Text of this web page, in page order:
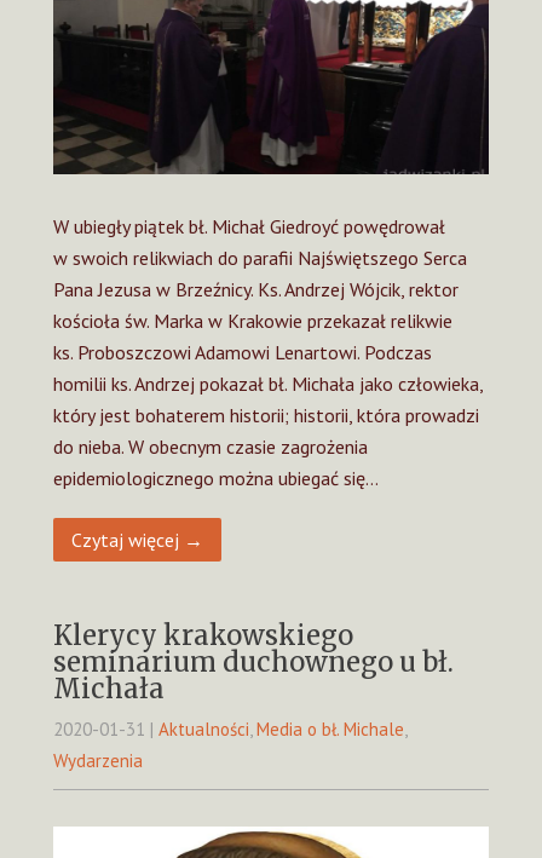
W ubiegły piątek bł. Michał Giedroyć powędrował
w swoich relikwiach do parafii Najświętszego Serca
Pana Jezusa w Brzeźnicy. Ks. Andrzej Wójcik, rektor
kościoła św. Marka w Krakowie przekazał relikwie
ks. Proboszczowi Adamowi Lenartowi. Podczas
homilii ks. Andrzej pokazał bł. Michała jako człowieka,
który jest bohaterem historii; historii, która prowadzi
do nieba. W obecnym czasie zagrożenia
epidemiologicznego można ubiegać się…
Czytaj więcej →
Klerycy krakowskiego
seminarium duchownego u bł.
Michała
2020-01-31 | Aktualności Media o bł. Michale
Wydarzenia